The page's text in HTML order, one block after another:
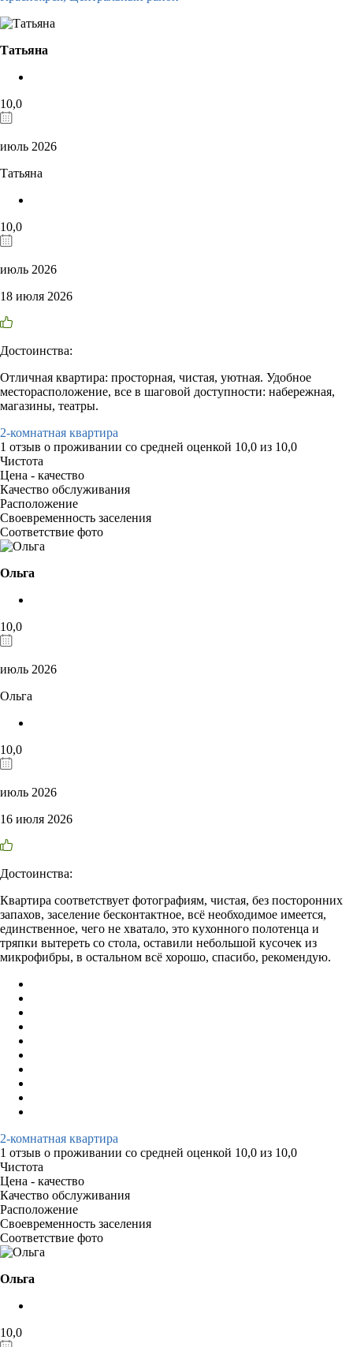
Татьяна
10,0
июль 2026
Татьяна
10,0
июль 2026
18 июля 2026
Достоинства:
Отличная квартира: просторная, чистая, уютная. Удобное
месторасположение, все в шаговой доступности: набережная,
магазины, театры.
2-комнатная квартира
1 отзыв о проживании со средней оценкой 10,0 из 10,0
Чистота
Цена - качество
Качество обслуживания
Расположение
Своевременность заселения
Соответствие фото
Ольга
10,0
июль 2026
Ольга
10,0
июль 2026
16 июля 2026
Достоинства:
Квартира соответствует фотографиям, чистая, без посторонних
запахов, заселение бесконтактное, всё необходимое имеется,
единственное, чего не хватало, это кухонного полотенца и
тряпки вытереть со стола, оставили небольшой кусочек из
микрофибры, в остальном всё хорошо, спасибо, рекомендую.
2-комнатная квартира
1 отзыв о проживании со средней оценкой 10,0 из 10,0
Чистота
Цена - качество
Качество обслуживания
Расположение
Своевременность заселения
Соответствие фото
Ольга
10,0